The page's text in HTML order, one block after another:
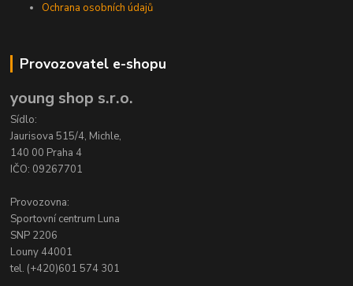
Ochrana osobních údajů
Provozovatel e-shopu
young shop s.r.o.
Sídlo:
Jaurisova 515/4, Michle,
140 00 Praha 4
IČO: 09267701
Provozovna:
Sportovní centrum Luna
SNP 2206
Louny 44001
tel. (+420)601 574 301